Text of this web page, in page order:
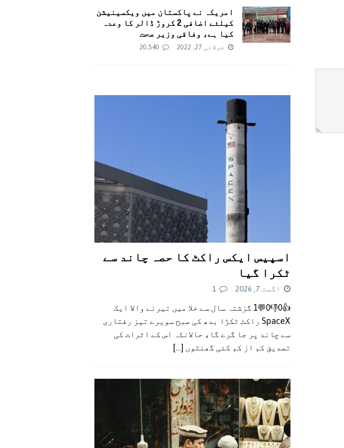
امريکہ نے پاکستان میں ویکسینیشن
کیلئے اضافی 2 کروڑ ڈالر کا وعدہ
کیا ہے، وفاقی وزیر صحت
جولائی 27, 2022 20,540
اسپیس ایکس راکٹ کا حصہ چاند سے
ٹکرا گیا
اگست 7, 2026 1
👍0👎0💬1 گزشتہ سال سے خلا میں تیرنے والا ایک
SpaceX راکٹ ٹکڑا بدھ کی صبح سویرے تیز رفتاری
سے چاند پر جا گرے گا، حالانکہ اس کے اثرات کی
تصدیق کم از کم کئی گھنٹوں [...]